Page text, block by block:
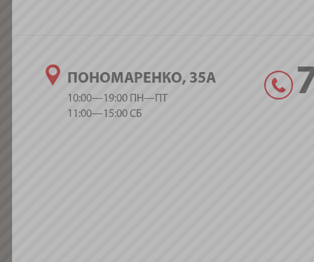
ПОНОМАРЕНКО, 35А
10:00—19:00 ПН—ПТ
11:00—15:00 СБ